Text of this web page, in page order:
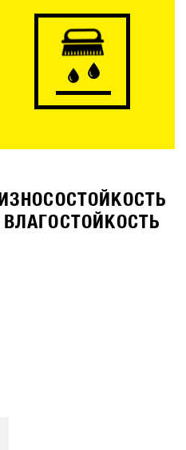
ИЗНОСОСТОЙКОСТЬ
ВЛАГОСТОЙКОСТЬ